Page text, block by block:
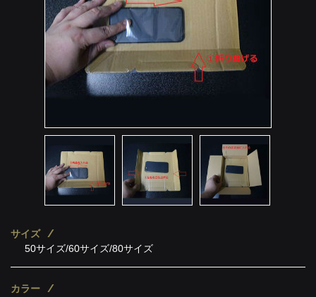
サイズ
50サイズ/60サイズ/80サイズ
カラー